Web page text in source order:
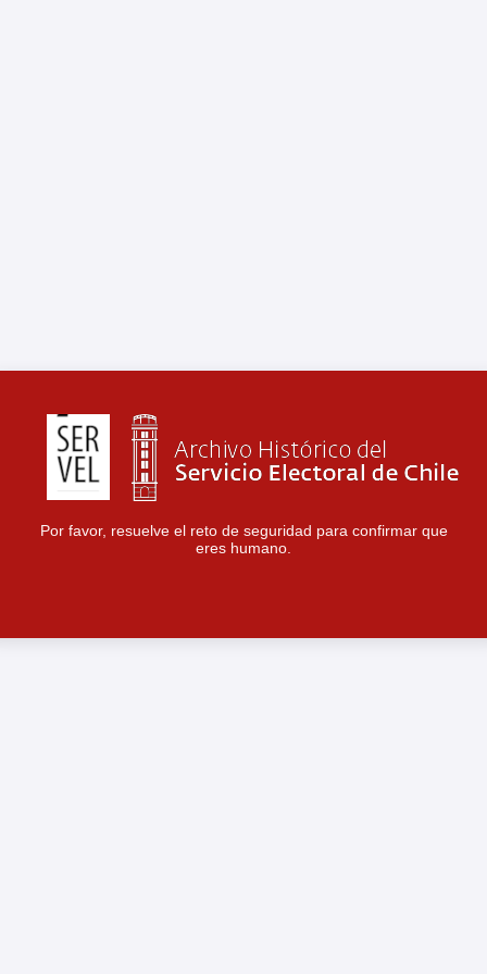
Por favor, resuelve el reto de seguridad para confirmar que
eres humano.